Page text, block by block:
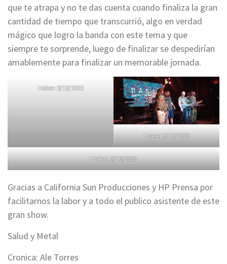
que te atrapa y no te das cuenta cuando finaliza la gran
cantidad de tiempo que transcurrió, algo en verdad
mágico que logro la banda con este tema y que
siempre te sorprende, luego de finalizar se despedirían
amablemente para finalizar un memorable jornada.
Haken 3/10/2023
Haken 3/10/2023
Haken 3/10/2023
Gracias a California Sun Producciones y HP Prensa por
facilitarnos la labor y a todo el publico asistente de este
gran show.
Salud y Metal
Cronica: Ale Torres